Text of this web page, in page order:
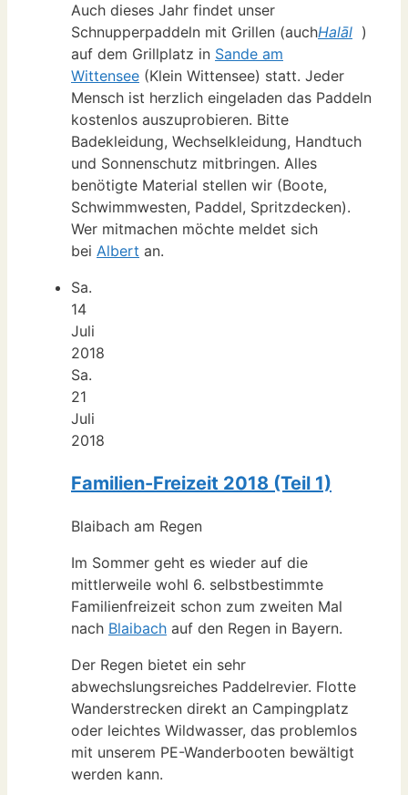
Auch dieses Jahr findet unser
Schnupperpaddeln mit Grillen (auchHalāl )
auf dem Grillplatz in Sande am
Wittensee (Klein Wittensee) statt. Jeder
Mensch ist herzlich eingeladen das Paddeln
kostenlos auszuprobieren. Bitte
Badekleidung, Wechselkleidung, Handtuch
und Sonnenschutz mitbringen. Alles
benötigte Material stellen wir (Boote,
Schwimmwesten, Paddel, Spritzdecken).
Wer mitmachen möchte meldet sich
bei Albert an.
Sa.
14
Juli
2018
Sa.
21
Juli
2018
Familien-Freizeit 2018 (Teil 1)
Blaibach am Regen
Im Sommer geht es wieder auf die
mittlerweile wohl 6. selbstbestimmte
Familienfreizeit schon zum zweiten Mal
nach Blaibach auf den Regen in Bayern.
Der Regen bietet ein sehr
abwechslungsreiches Paddelrevier. Flotte
Wanderstrecken direkt an Campingplatz
oder leichtes Wildwasser, das problemlos
mit unserem PE-Wanderbooten bewältigt
werden kann.